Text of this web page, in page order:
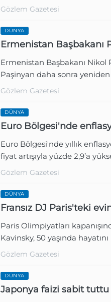
Gözlem Gazetesi
DÜNYA
Ermenistan Başbakanı
Ermenistan Başbakanı Nikol
Paşinyan daha sonra
Gözlem Gazetesi
DÜNYA
Euro Bölgesi'nde
Euro Bölgesi'nde yıllık
fiyat artışıyla yüzde 2,9’a
Gözlem Gazetesi
DÜNYA
Fransız DJ Paris'teki
Paris Olimpiyatları
Kavinsky, 50 yaşında
Gözlem Gazetesi
DÜNYA
Japonya faizi sabit tuttu